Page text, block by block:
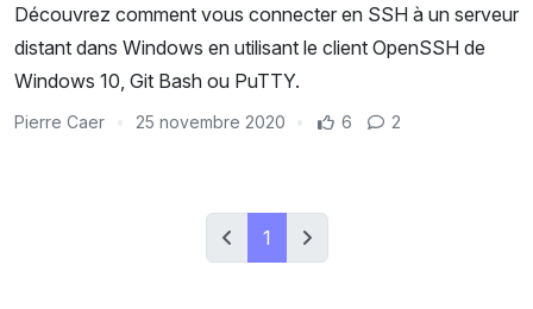
Découvrez comment vous connecter en SSH à un serveur
distant dans Windows en utilisant le client OpenSSH de
Windows 10, Git Bash ou PuTTY.
Pierre Caer 25 novembre 2020 6 2
1